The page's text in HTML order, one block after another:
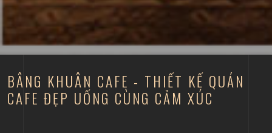
BÂNG KHUÂN CAFE - THIẾT KẾ QUÁN
CAFE ĐẸP UỐNG CÙNG CẢM XÚC